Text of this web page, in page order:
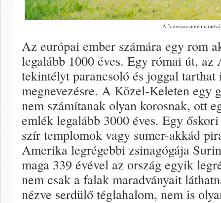
A Jodensavanne
Az európai ember számára egy rom
legalább 1000 éves. Egy római út,
tekintélyt parancsoló és joggal tarthat
megnevezésre. A Közel-Keleten egy
nem számítanak olyan korosnak, ott
emlék legalább 3000 éves. Egy
szír templomok vagy sumer-akkád
Amerika legrégebbi zsinagógája
maga 339 évével az ország egyik
nem csak a falak maradványait
nézve serdülő téglahalom, nem is